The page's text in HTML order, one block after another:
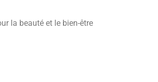
Esthétique,
la beauté et le bien-être